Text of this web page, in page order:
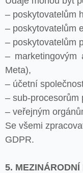
– poskytovatelům
– poskytovatelům
– poskytovatelům
– marketingovým
Meta),
– účetní
– sub-procesorům
– veřejným
Se všemi
GDPR.
5.